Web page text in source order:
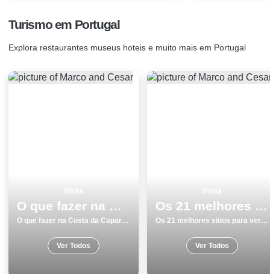
Turismo em Portugal
Explora restaurantes museus hoteis e muito mais em Portugal
O que fazer na Costa da Caparica os 9 melhores locais para visitar
O que fazer na Costa da Caparica os 9 melhores locais para visitar
Ver Todos
Os 21 melhores sitios para ver e visitar em Coimbra
Os 21 melhores sitios para ver e visitar em Coimbra
Ver Todos